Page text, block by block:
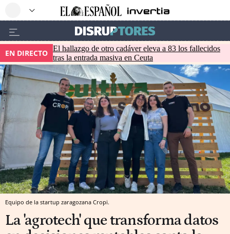
EN DIRECTO El hallazgo de otro cadáver eleva a 83 los fallecidos
tras la entrada masiva en Ceuta
Equipo de la startup zaragozana Cropi.
La 'agrotech' que transforma datos